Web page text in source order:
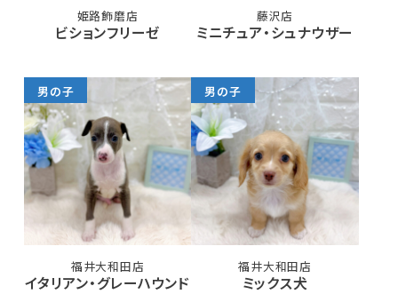
姫路飾磨店
ビションフリーゼ
藤沢店
ミニチュア・シュナウザー
男の子
福井大和田店
イタリアン・グレーハウンド
男の子
福井大和田店
ミックス犬